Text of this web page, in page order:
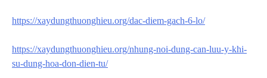
https://xaydungthuonghieu.org/dac-diem-gach-6-lo/
https://xaydungthuonghieu.org/nhung-noi-dung-can-luu-y-khi-
su-dung-hoa-don-dien-tu/